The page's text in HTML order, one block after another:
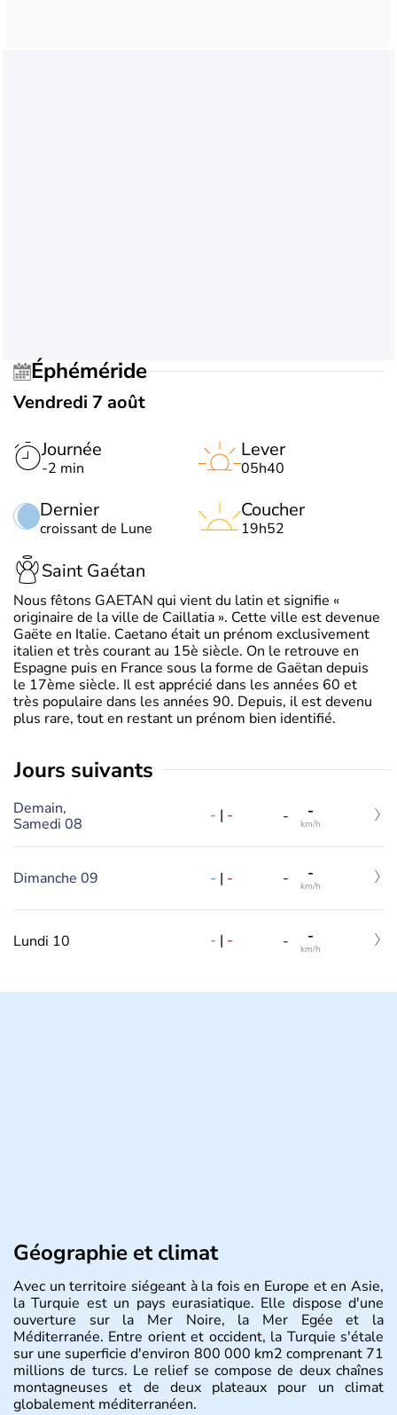
Éphéméride
Vendredi 7 août
Journée
-2 min
Dernier
croissant de Lune
Lever
05h40
Coucher
19h52
Saint Gaétan
Nous fêtons GAETAN qui vient du latin et signifie «
originaire de la ville de Caillatia ». Cette ville est devenue
Gaëte en Italie. Caetano était un prénom exclusivement
italien et très courant au 15è siècle. On le retrouve en
Espagne puis en France sous la forme de Gaëtan depuis
le 17ème siècle. Il est apprécié dans les années 60 et
très populaire dans les années 90. Depuis, il est devenu
plus rare, tout en restant un prénom bien identifié.
jours suivants
Demain,
Samedi 08
- | - - -
km/h
Dimanche 09 - | - - -
km/h
Lundi 10 - | - - -
km/h
Géographie et climat
Avec un territoire siégeant à la fois en Europe et en Asie,
la Turquie est un pays eurasiatique. Elle dispose d'une
ouverture sur la Mer Noire, la Mer Egée et la
Méditerranée. Entre orient et occident, la Turquie s'étale
sur une superficie d'environ 800 000 km2 comprenant 71
millions de turcs. Le relief se compose de deux chaînes
montagneuses et de deux plateaux pour un climat
globalement méditerranéen.